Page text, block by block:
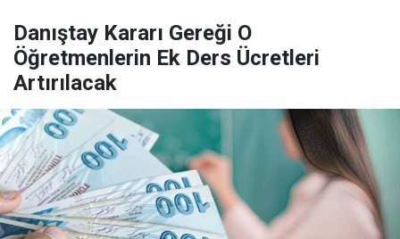
Danıştay Kararı Gereği O
Öğretmenlerin Ek Ders Ücretleri
Artırılacak